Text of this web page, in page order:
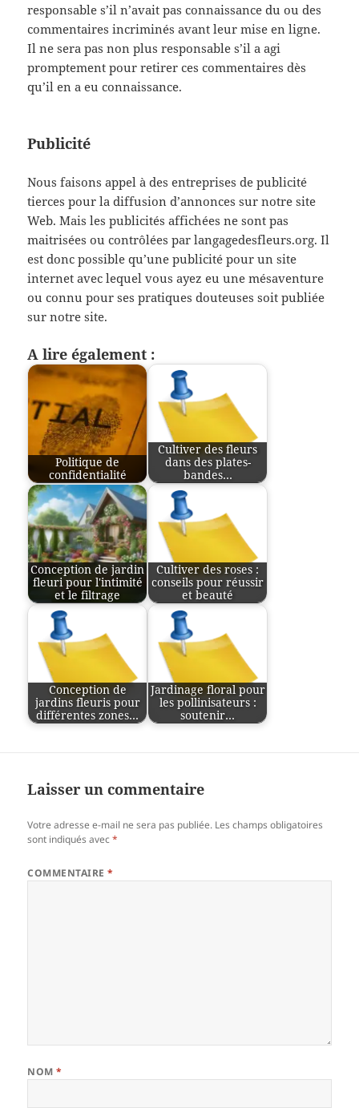
responsable s’il n’avait pas connaissance du ou des
commentaires incriminés avant leur mise en ligne.
Il ne sera pas non plus responsable s’il a agi
promptement pour retirer ces commentaires dès
qu’il en a eu connaissance.
Publicité
Nous faisons appel à des entreprises de publicité
tierces pour la diffusion d’annonces sur notre site
Web. Mais les publicités affichées ne sont pas
maitrisées ou contrôlées par langagedesfleurs.org. Il
est donc possible qu’une publicité pour un site
internet avec lequel vous ayez eu une mésaventure
ou connu pour ses pratiques douteuses soit publiée
sur notre site.
A lire également :
Politique de
confidentialité
Cultiver des fleurs
dans des plates-
bandes…
Conception de jardin
fleuri pour l'intimité
et le filtrage
Cultiver des roses :
conseils pour réussir
et beauté
Conception de
jardins fleuris pour
différentes zones…
Jardinage floral pour
les pollinisateurs :
soutenir…
Laisser un commentaire
Votre adresse e-mail ne sera pas publiée. Les champs obligatoires
sont indiqués avec*
COMMENTAIRE*
NOM*